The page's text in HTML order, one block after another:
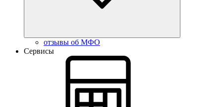
отзывы об МФО
Сервисы